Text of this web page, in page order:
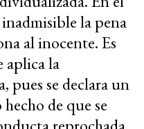
la pena
al inocente. Es
aplica la
pues se declara un
de que se